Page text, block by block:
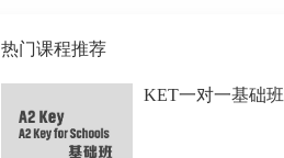
热门课程推荐
KET一对一基础班